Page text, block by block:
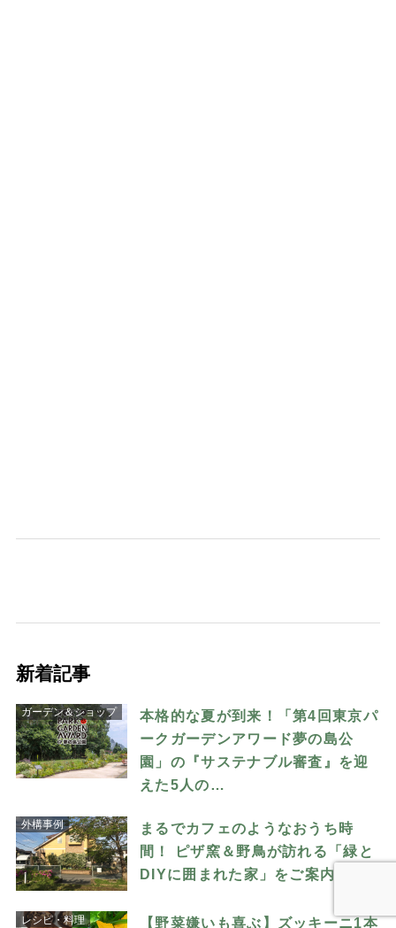
新着記事
ガーデン＆ショップ
本格的な夏が到来！「第4回東京パ
ークガーデンアワード夢の島公
園」の『サステナブル審査』を迎
えた5人の…
外構事例
まるでカフェのようなおうち時
間！ ピザ窯＆野鳥が訪れる「緑と
DIYに囲まれた家」をご案内
レシピ・料理 【野菜嫌いも喜ぶ】ズッキーニ1本